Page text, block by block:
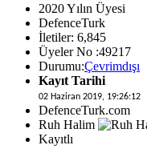
2020 Yılın Üyesi
DefenceTurk
İletiler: 6,845
Üyeler No :49217
Durumu:Çevrimdışı
Kayıt Tarihi
02 Haziran 2019, 19:26:12
DefenceTurk.com
Ruh Halim
Kayıtlı